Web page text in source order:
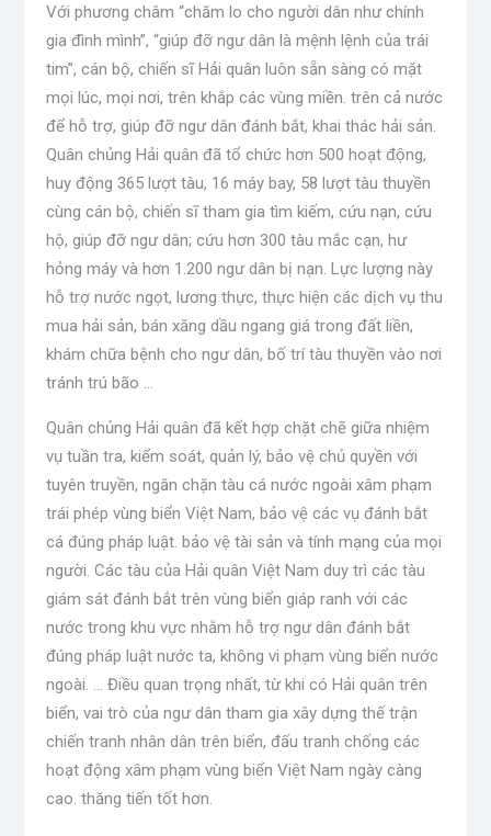
Với phương châm “chăm lo cho người dân như chính
gia đình mình”, “giúp đỡ ngư dân là mệnh lệnh của trái
tim”, cán bộ, chiến sĩ Hải quân luôn sẵn sàng có mặt
mọi lúc, mọi nơi, trên khắp các vùng miền. trên cả nước
để hỗ trợ, giúp đỡ ngư dân đánh bắt, khai thác hải sản.
Quân chủng Hải quân đã tổ chức hơn 500 hoạt động,
huy động 365 lượt tàu, 16 máy bay, 58 lượt tàu thuyền
cùng cán bộ, chiến sĩ tham gia tìm kiếm, cứu nạn, cứu
hộ, giúp đỡ ngư dân; cứu hơn 300 tàu mắc cạn, hư
hỏng máy và hơn 1.200 ngư dân bị nạn. Lực lượng này
hỗ trợ nước ngọt, lương thực, thực hiện các dịch vụ thu
mua hải sản, bán xăng dầu ngang giá trong đất liền,
khám chữa bệnh cho ngư dân, bố trí tàu thuyền vào nơi
tránh trú bão …
Quân chủng Hải quân đã kết hợp chặt chẽ giữa nhiệm
vụ tuần tra, kiểm soát, quản lý, bảo vệ chủ quyền với
tuyên truyền, ngăn chặn tàu cá nước ngoài xâm phạm
trái phép vùng biển Việt Nam, bảo vệ các vụ đánh bắt
cá đúng pháp luật. bảo vệ tài sản và tính mạng của mọi
người. Các tàu của Hải quân Việt Nam duy trì các tàu
giám sát đánh bắt trên vùng biển giáp ranh với các
nước trong khu vực nhằm hỗ trợ ngư dân đánh bắt
đúng pháp luật nước ta, không vi phạm vùng biển nước
ngoài. … Điều quan trọng nhất, từ khi có Hải quân trên
biển, vai trò của ngư dân tham gia xây dựng thế trận
chiến tranh nhân dân trên biển, đấu tranh chống các
hoạt động xâm phạm vùng biển Việt Nam ngày càng
cao. thăng tiến tốt hơn.